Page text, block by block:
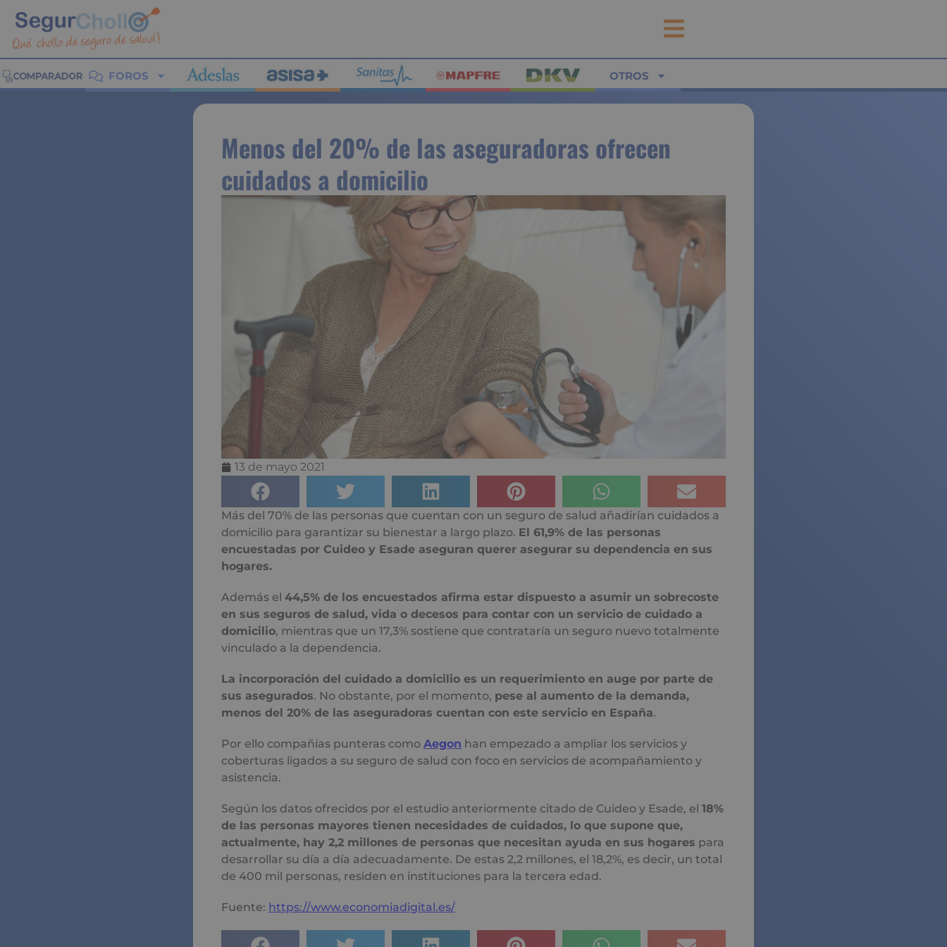
FOROS OTROS
Menos del 20% de las aseguradoras ofrecen
cuidados a domicilio
13 de mayo 2021
Más del 70% de las personas que cuentan con un seguro de salud añadirían cuidados a
domicilio para garantizar su bienestar a largo plazo. El 61,9% de las personas
encuestadas por Cuideo y Esade aseguran querer asegurar su dependencia en sus
hogares.
Además el 44,5% de los encuestados afirma estar dispuesto a asumir un sobrecoste
en sus seguros de salud, vida o decesos para contar con un servicio de cuidado a
domicilio, mientras que un 17,3% sostiene que contrataría un seguro nuevo totalmente
vinculado a la dependencia.
La incorporación del cuidado a domicilio es un requerimiento en auge por parte de
sus asegurados. No obstante, por el momento, pese al aumento de la demanda,
menos del 20% de las aseguradoras cuentan con este servicio en España.
Por ello compañías punteras como Aegon han empezado a ampliar los servicios y
coberturas ligados a su seguro de salud con foco en servicios de acompañamiento y
asistencia.
Según los datos ofrecidos por el estudio anteriormente citado de Cuideo y Esade, el 18%
de las personas mayores tienen necesidades de cuidados, lo que supone que,
actualmente, hay 2,2 millones de personas que necesitan ayuda en sus hogares para
desarrollar su día a día adecuadamente. De estas 2,2 millones, el 18,2%, es decir, un total
de 400 mil personas, residen en instituciones para la tercera edad.
Fuente: https://www.economiadigital.es/